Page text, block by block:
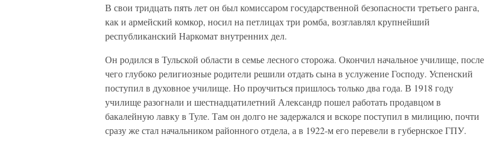
В свои тридцать пять лет он был комиссаром государственной безопасности третьего ранга,
как и армейский комкор, носил на петлицах три ромба, возглавлял крупнейший
республиканский Наркомат внутренних дел.
Он родился в Тульской области в семье лесного сторожа. Окончил начальное училище, после
чего глубоко религиозные родители решили отдать сына в услужение Господу. Успенский
поступил в духовное училище. Но проучиться пришлось только два года. В 1918 году
училище разогнали и шестнадцатилетний Александр пошел работать продавцом в
бакалейную лавку в Туле. Там он долго не задержался и вскоре поступил в милицию, почти
сразу же стал начальником районного отдела, а в 1922-м его перевели в губернское ГПУ.